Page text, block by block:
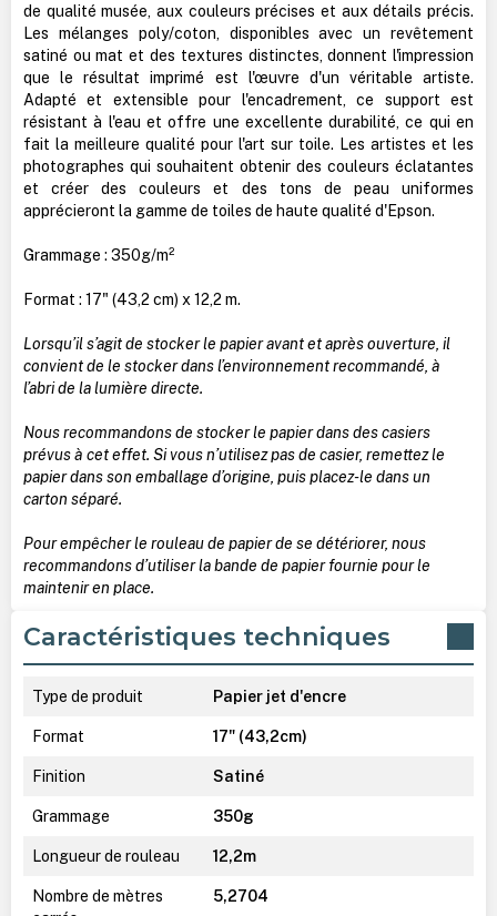
de qualité musée, aux couleurs précises et aux détails précis.
Les mélanges poly/coton, disponibles avec un revêtement
satiné ou mat et des textures distinctes, donnent l'impression
que le résultat imprimé est l'œuvre d'un véritable artiste.
Adapté et extensible pour l'encadrement, ce support est
résistant à l'eau et offre une excellente durabilité, ce qui en
fait la meilleure qualité pour l'art sur toile. Les artistes et les
photographes qui souhaitent obtenir des couleurs éclatantes
et créer des couleurs et des tons de peau uniformes
apprécieront la gamme de toiles de haute qualité d'Epson.
Grammage : 350g/m²
Format : 17" (43,2 cm) x 12,2 m.
Lorsqu’il s’agit de stocker le papier avant et après ouverture, il
convient de le stocker dans l’environnement recommandé, à
l’abri de la lumière directe.
Nous recommandons de stocker le papier dans des casiers
prévus à cet effet. Si vous n’utilisez pas de casier, remettez le
papier dans son emballage d’origine, puis placez-le dans un
carton séparé.
Pour empêcher le rouleau de papier de se détériorer, nous
recommandons d’utiliser la bande de papier fournie pour le
maintenir en place.
Caractéristiques techniques
Type de produit Papier jet d'encre
Format 17" (43,2cm)
Finition Satiné
Grammage 350g
Longueur de rouleau 12,2m
Nombre de mètres
5,2704